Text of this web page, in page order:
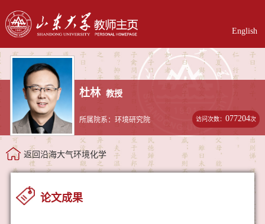
English
杜林 教授
所属院系：环境研究院 访问次数：077204次
返回沿海大气环境化学
论文成果